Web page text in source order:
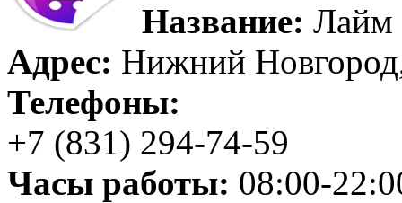
Название: Лайм
Адрес: Нижний
Телефоны:
+7 (831) 294-74-59
Часы работы: 08:00-